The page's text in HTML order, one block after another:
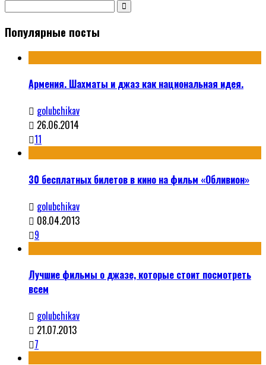
Популярные посты
Армения. Шахматы и джаз как национальная идея.
golubchikav
26.06.2014
11
30 бесплатных билетов в кино на фильм «Обливион»
golubchikav
08.04.2013
9
Лучшие фильмы о джазе, которые стоит посмотреть
всем
golubchikav
21.07.2013
7